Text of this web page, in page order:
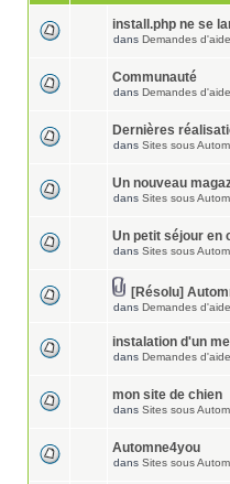
install.php ne se
dans Demandes d'aide
Communauté
dans Demandes d'aide
Dernières
dans Sites sous
Un nouveau
dans Sites sous
Un petit séjour en
dans Sites sous
[Résolu]
dans Demandes d'aide
instalation d'un
dans Demandes d'aide
mon site de chien
dans Sites sous
Automne4you
dans Sites sous